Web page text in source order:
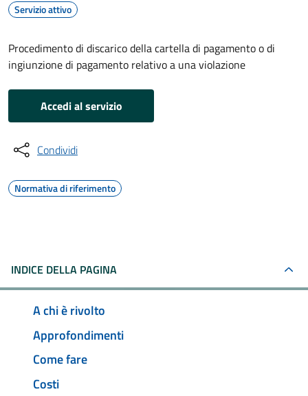
Servizio attivo
Procedimento di discarico della cartella di pagamento o di
ingiunzione di pagamento relativo a una violazione
Accedi al servizio
Condividi
Normativa di riferimento
INDICE DELLA PAGINA
A chi è rivolto
Approfondimenti
Come fare
Costi